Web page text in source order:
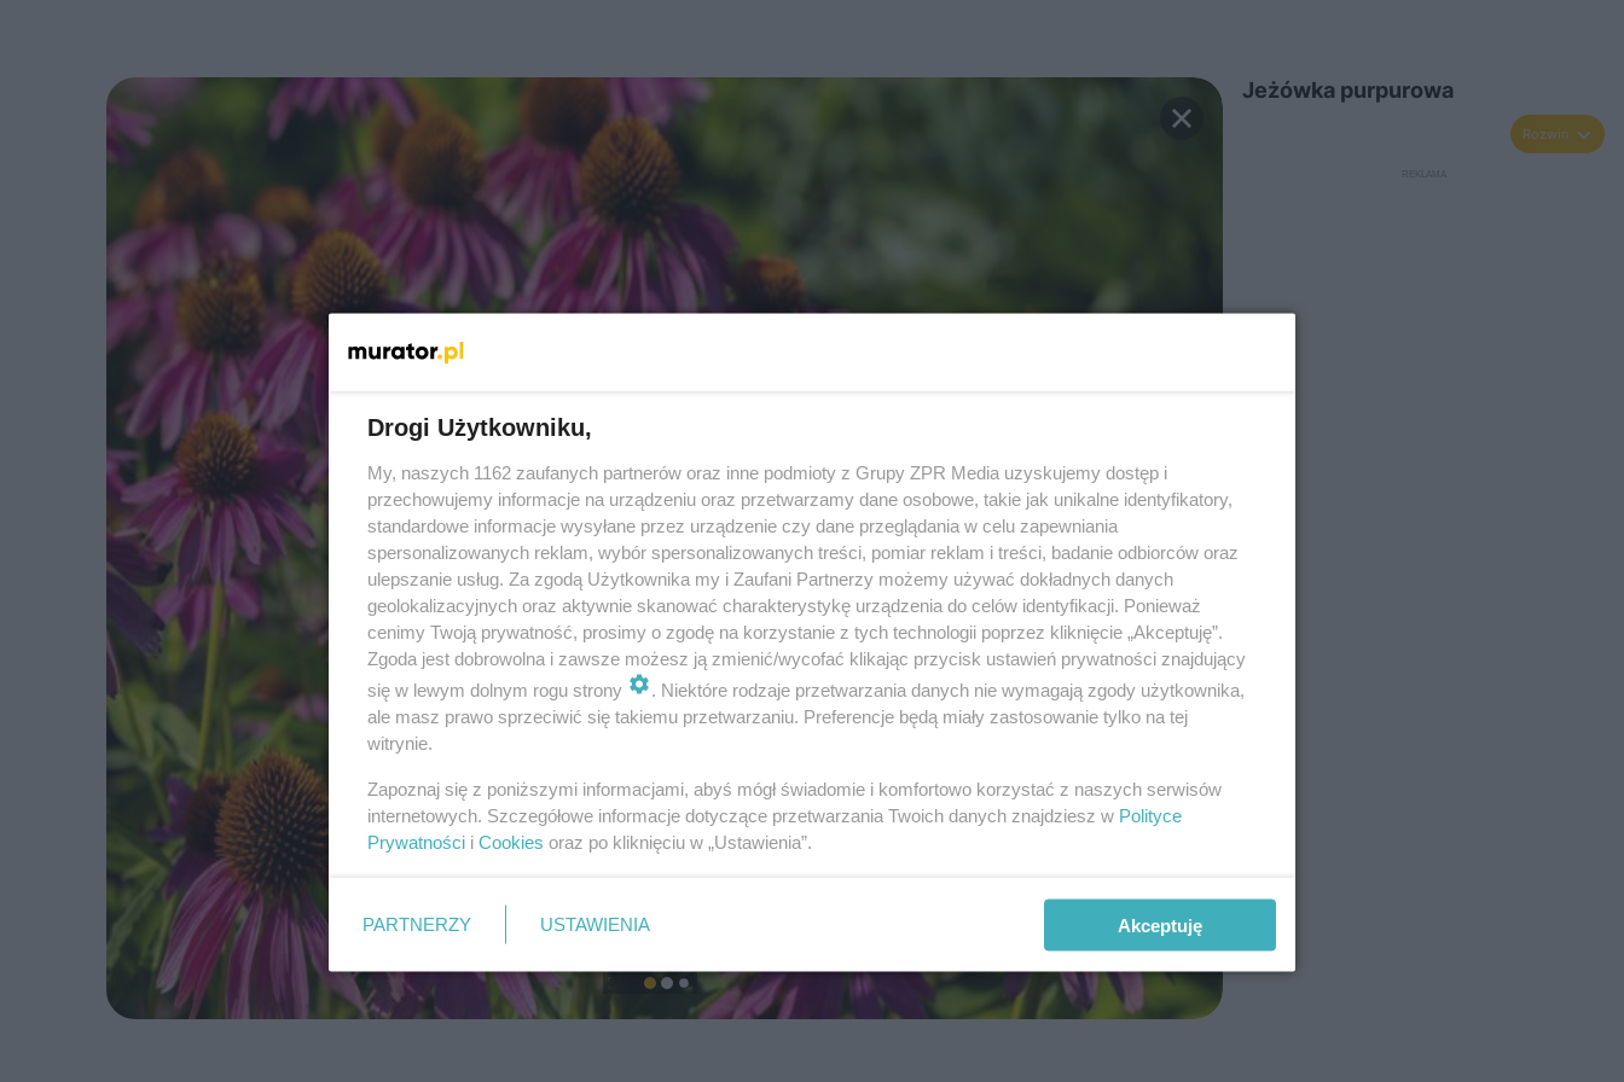
Jeżówka purpurowa
Rozwiń
Drogi Użytkowniku,
My, naszych 1162 zaufanych partnerów oraz inne podmioty z Grupy ZPR Media uzyskujemy dostęp i
przechowujemy informacje na urządzeniu oraz przetwarzamy dane osobowe, takie jak unikalne identyfikatory,
standardowe informacje wysyłane przez urządzenie czy dane przeglądania w celu zapewniania
spersonalizowanych reklam, wybór spersonalizowanych treści, pomiar reklam i treści, badanie odbiorców oraz
ulepszanie usług. Za zgodą Użytkownika my i Zaufani Partnerzy możemy używać dokładnych danych
geolokalizacyjnych oraz aktywnie skanować charakterystykę urządzenia do celów identyfikacji. Ponieważ
cenimy Twoją prywatność, prosimy o zgodę na korzystanie z tych technologii poprzez kliknięcie „Akceptuję”.
Zgoda jest dobrowolna i zawsze możesz ją zmienić/wycofać klikając przycisk ustawień prywatności znajdujący
się w lewym dolnym rogu strony
. Niektóre rodzaje przetwarzania danych nie wymagają zgody użytkownika,
ale masz prawo sprzeciwić się takiemu przetwarzaniu. Preferencje będą miały zastosowanie tylko na tej
witrynie.
Zapoznaj się z poniższymi informacjami, abyś mógł świadomie i komfortowo korzystać z naszych serwisów
internetowych. Szczegółowe informacje dotyczące przetwarzania Twoich danych znajdziesz w Polityce
Prywatności i Cookies oraz po kliknięciu w „Ustawienia”.
PARTNERZY USTAWIENIA Akceptuję